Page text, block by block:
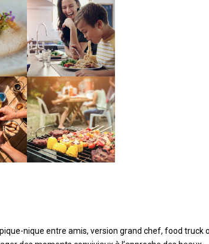
nique entre amis, version grand chef, food truck